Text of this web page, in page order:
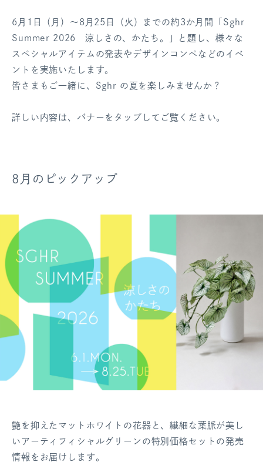
ログアウト
6月1日（月）～8月25日（火）までの約3か月間「Sghr
Summer 2026 涼しさの、かたち。」と題し、様々な
スペシャルアイテムの発表やデザインコンペなどのイベ
ントを実施いたします。
皆さまもご一緒に、Sghr の夏を楽しみませんか？
詳しい内容は、バナーをタップしてご覧ください。
8月のピックアップ
艶を抑えたマットホワイトの花器と、繊細な葉脈が美し
いアーティフィシャルグリーンの特別価格セットの発売
情報をお届けします。